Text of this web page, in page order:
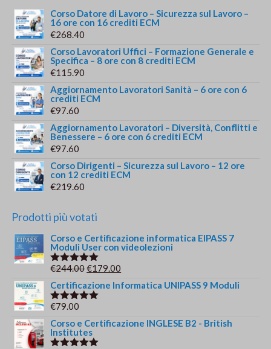
Corso Datore di Lavoro – Sicurezza sul Lavoro –
16 ore con 16 crediti ECM
€268.40
Corso Lavoratori Uffici – Formazione Generale e
Specifica – 8 ore con 8 crediti ECM
€115.90
Aggiornamento Lavoratori Sanità – 6 ore con 6
crediti ECM
€97.60
Aggiornamento Lavoratori – Diversità, Conflitti e
Benessere – 6 ore con 6 crediti ECM
€97.60
Corso Dirigenti – Sicurezza sul Lavoro – 12 ore
con 12 crediti ECM
€219.60
Prodotti più votati
Corso e Certificazione informatica EIPASS 7
Moduli User con videolezioni
Valutato
€244.00Il
prezzo
originale
€244.00.
€179.00
prezzo
€179.00.
Certificazione Informatica UNIPASS 9 Moduli
Valutato
€79.00
Corso e Certificazione INGLESE B2 - British
Institutes